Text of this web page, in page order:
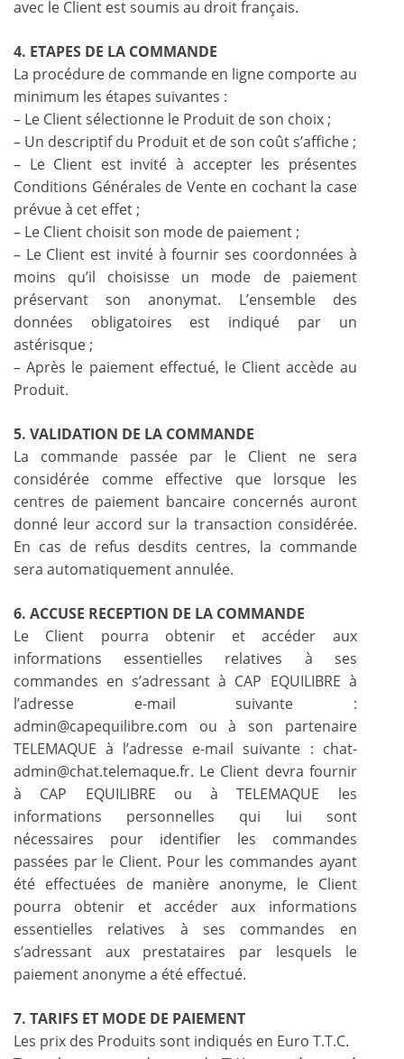
avec le Client est soumis au droit français.
4. ETAPES DE LA COMMANDE
La procédure de commande en ligne comporte au
minimum les étapes suivantes :
– Le Client sélectionne le Produit de son choix ;
– Un descriptif du Produit et de son coût s’affiche ;
– Le Client est invité à accepter les présentes
Conditions Générales de Vente en cochant la case
prévue à cet effet ;
– Le Client choisit son mode de paiement ;
– Le Client est invité à fournir ses coordonnées à
moins qu’il choisisse un mode de paiement
préservant son anonymat. L’ensemble des
données obligatoires est indiqué par un
astérisque ;
– Après le paiement effectué, le Client accède au
Produit.
5. VALIDATION DE LA COMMANDE
La commande passée par le Client ne sera
considérée comme effective que lorsque les
centres de paiement bancaire concernés auront
donné leur accord sur la transaction considérée.
En cas de refus desdits centres, la commande
sera automatiquement annulée.
6. ACCUSE RECEPTION DE LA COMMANDE
Le Client pourra obtenir et accéder aux
informations essentielles relatives à ses
commandes en s’adressant à CAP EQUILIBRE à
l’adresse e-mail suivante :
admin@capequilibre.com ou à son partenaire
TELEMAQUE à l’adresse e-mail suivante : chat-
admin@chat.telemaque.fr. Le Client devra fournir
à CAP EQUILIBRE ou à TELEMAQUE les
informations personnelles qui lui sont
nécessaires pour identifier les commandes
passées par le Client. Pour les commandes ayant
été effectuées de manière anonyme, le Client
pourra obtenir et accéder aux informations
essentielles relatives à ses commandes en
s’adressant aux prestataires par lesquels le
paiement anonyme a été effectué.
7. TARIFS ET MODE DE PAIEMENT
Les prix des Produits sont indiqués en Euro T.T.C.